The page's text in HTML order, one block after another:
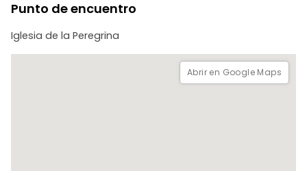
Punto de encuentro
Iglesia de la Peregrina
Abrir en Google Maps